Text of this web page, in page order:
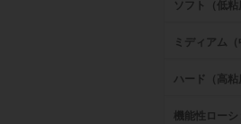
ソフト（低
ミディアム
ハード（高
機能性ローシ